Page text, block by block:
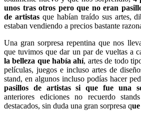
unos tras otros pero que no eran
de artistasque habían traído sus artes,
estaban vendiendo a precios bastante
Una gran sorpresa repentina que nos
que tuvimos que dar un par de vueltas a
la belleza que había ahí, artes de todo
películas, juegos e incluso artes de
stand, en algunos incluso podías hacer
pasillos de artistas si que fue una
anteriores ediciones no recuerdo
destacados, sin duda una gran sorpresa q